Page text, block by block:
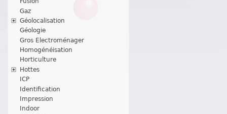
Gaz
Géolocalisation
Géologie
Gros Electroménager
Homogénéisation
Horticulture
Hottes
ICP
Identification
Impression
Indoor